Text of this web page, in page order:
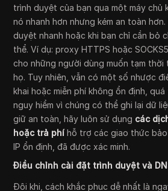
trình duyệt của bạn qua một máy chủ
nó nhanh hơn nhưng kém an toàn
duyệt nhanh hoặc khi bạn chỉ cần bỏ
thể. Ví dụ: proxy HTTPS hoặc
cho những người dùng muốn tạm thời
họ. Tuy nhiên, vẫn có một số nhược
khai hoặc miễn phí không ổn định,
nguy hiểm vì chúng có thể ghi lại dữ
giữ an toàn, hãy luôn sử dụng các
hoặc trả phíhỗ trợ các giao thức
IP ổn định, đã được xác minh.
Điều chỉnh cài đặt trình duyệt và
Đôi khi, cách khắc phục dễ nhất là